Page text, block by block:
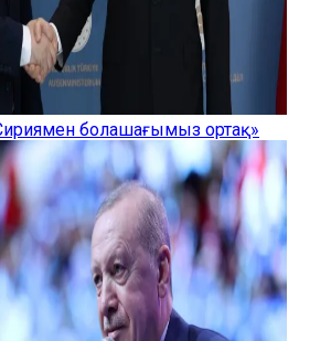
болашағымыз ортақ»